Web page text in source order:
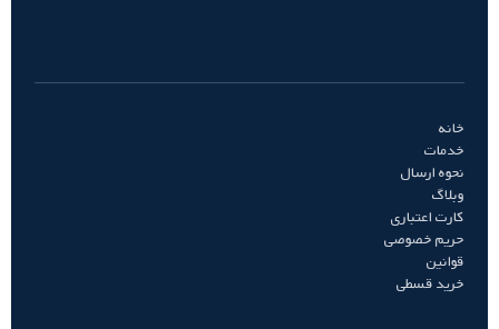
خانه
خدمات
نحوه ارسال
وبلاگ
کارت اعتباری
حریم خصوصی
قوانین
خرید قسطی